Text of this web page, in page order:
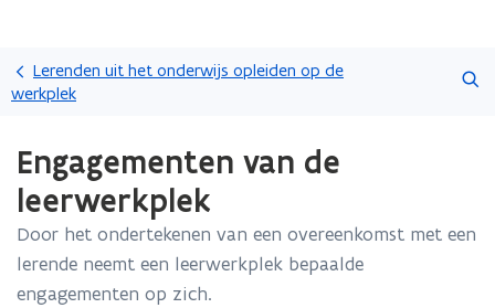
en
gaan
Lerenden uit het onderwijs opleiden op de
werkplek
met
laden.
zich
op:
Engagementen
Engagementen van de
leerwerkplek
Door het ondertekenen van een overeenkomst met een
lerende neemt een leerwerkplek bepaalde
engagementen op zich.